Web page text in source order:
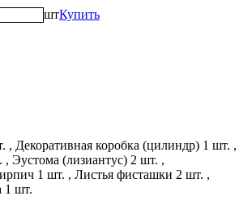
штКупить
, Декоративная коробка (цилиндр) 1 шт. ,
, Эустома (лизиантус) 2 шт. ,
1 шт. , Листья фисташки 2 шт. ,
1 шт.